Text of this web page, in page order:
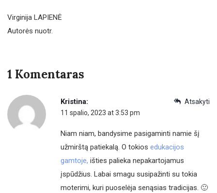
Virginija LAPIENĖ
Autorės nuotr.
1 Komentaras
Atsakyti
Kristina:
11 spalio, 2023 at 3:53 pm
Niam niam, bandysime pasigaminti namie šį
užmirštą patiekalą. O tokios edukacijos
gamtoje, išties palieka nepakartojamus
įspūdžius. Labai smagu susipažinti su tokia
moterimi, kuri puoselėja senąsias tradicijas. 🙂